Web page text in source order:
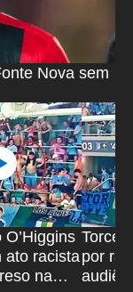
Nova sem
ato racista
na
por